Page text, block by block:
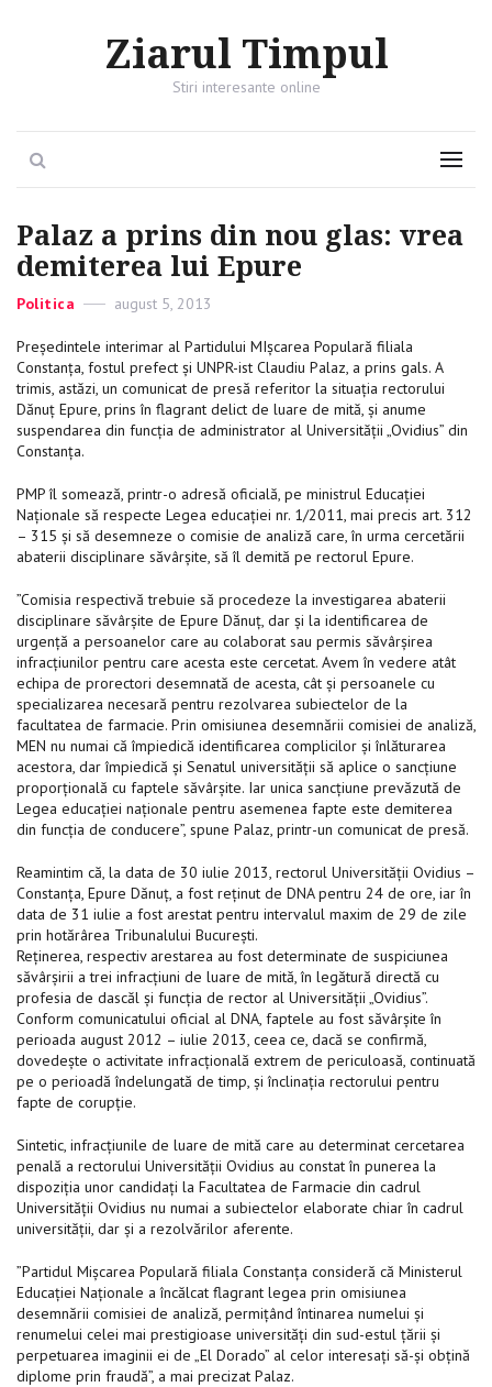
Ziarul Timpul
Stiri interesante online
Menu
Palaz a prins din nou glas: vrea
demiterea lui Epure
Categories
Politica
Posted
august 5, 2013
Președintele interimar al Partidului MIșcarea Populară filiala
Constanța, fostul prefect și UNPR-ist Claudiu Palaz, a prins gals. A
trimis, astăzi, un comunicat de presă referitor la situația rectorului
Dănuț Epure, prins în flagrant delict de luare de mită, şi anume
suspendarea din funcția de administrator al Universităţii „Ovidius” din
Constanţa.
PMP îl somează, printr-o adresă oficială, pe ministrul Educaţiei
Naţionale să respecte Legea educației nr. 1/2011, mai precis art. 312
– 315 şi să desemneze o comisie de analiză care, în urma cercetării
abaterii disciplinare săvârşite, să îl demită pe rectorul Epure.
”Comisia respectivă trebuie să procedeze la investigarea abaterii
disciplinare săvârșite de Epure Dănuț, dar și la identificarea de
urgenţă a persoanelor care au colaborat sau permis săvârșirea
infracțiunilor pentru care acesta este cercetat. Avem în vedere atât
echipa de prorectori desemnată de acesta, cât și persoanele cu
specializarea necesară pentru rezolvarea subiectelor de la
facultatea de farmacie. Prin omisiunea desemnării comisiei de analiză,
MEN nu numai că împiedică identificarea complicilor și înlăturarea
acestora, dar împiedică şi Senatul universității să aplice o sancțiune
proporțională cu faptele săvârșite. Iar unica sancțiune prevăzută de
Legea educației naționale pentru asemenea fapte este demiterea
din funcția de conducere”, spune Palaz, printr-un comunicat de presă.
Reamintim că, la data de 30 iulie 2013, rectorul Universității Ovidius –
Constanța, Epure Dănuț, a fost reținut de DNA pentru 24 de ore, iar în
data de 31 iulie a fost arestat pentru intervalul maxim de 29 de zile
prin hotărârea Tribunalului București.
Reținerea, respectiv arestarea au fost determinate de suspiciunea
săvârșirii a trei infracțiuni de luare de mită, în legătură directă cu
profesia de dascăl și funcția de rector al Universității „Ovidius”.
Conform comunicatului oficial al DNA, faptele au fost săvârșite în
perioada august 2012 – iulie 2013, ceea ce, dacă se confirmă,
dovedește o activitate infracțională extrem de periculoasă, continuată
pe o perioadă îndelungată de timp, și înclinaţia rectorului pentru
fapte de corupţie.
Sintetic, infracțiunile de luare de mită care au determinat cercetarea
penală a rectorului Universității Ovidius au constat în punerea la
dispoziția unor candidați la Facultatea de Farmacie din cadrul
Universității Ovidius nu numai a subiectelor elaborate chiar în cadrul
universității, dar și a rezolvărilor aferente.
”Partidul Mişcarea Populară filiala Constanţa consideră că Ministerul
Educaţiei Naţionale a încălcat flagrant legea prin omisiunea
desemnării comisiei de analiză, permițând întinarea numelui și
renumelui celei mai prestigioase universități din sud-estul țării și
perpetuarea imaginii ei de „El Dorado” al celor interesați să-şi obţină
diplome prin fraudă”, a mai precizat Palaz.